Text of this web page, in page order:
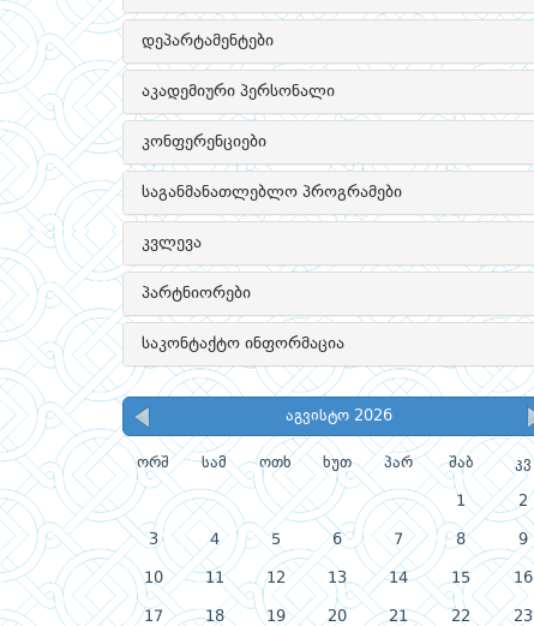
დეპარტამენტები
აკადემიური პერსონალი
კონფერენციები
საგანმანათლებლო პროგრამები
კვლევა
პარტნიორები
საკონტაქტო ინფორმაცია
აგვისტო 2026
ორშ სამ ოთხ ხუთ პარ შაბ კვ
1 2
3 4 5 6 7 8 9
10 11 12 13 14 15 16
17 18 19 20 21 22 23